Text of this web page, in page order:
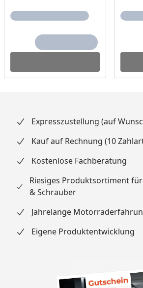
Expresszustellung (auf
Kauf auf Rechnung (10
Kostenlose Fachberatung
Riesiges Produktsortiment
& Schrauber
Jahrelange
Eigene Produktentwicklung